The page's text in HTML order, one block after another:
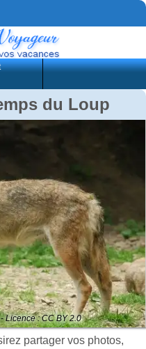
du Loup
Licence : CC BY 2.0
partager vos photos,